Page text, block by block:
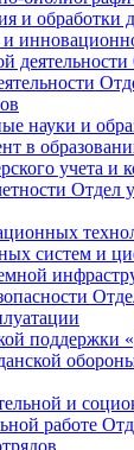
и обработки
деятельности
науки и
в
учета и
Отдел
систем и
поддержки
и
работе